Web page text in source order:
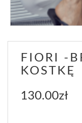
FIORI -
KOSTKĘ
130.00zł